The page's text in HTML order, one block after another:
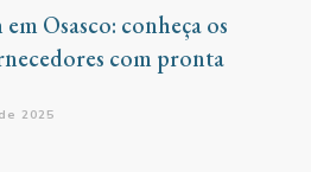
Osasco: conheça os
com pronta
2025